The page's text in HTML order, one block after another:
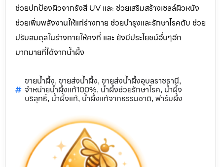
ช่วยปกป้องผิวจากรังสี UV และ ช่วยเสริมสร้างเซลล์ผิวหนัง
ช่วยเพิ่มพลังงานให้แก่ร่างกาย ช่วยบำรุงและรักษาโรคตับ ช่วย
ปรับสมดุลในร่างกายให้คงที่ และ ยังมีประโยชน์อื่นๆอีก
มากมายที่ได้จากน้ำผึ้ง
ขายน้ำผึ้ง, ขายส่งน้ำผึ้ง, ขายส่งน้ำผึ้งอุบลราชธานี,
จำหน่ายน้ำผึ้งแท้100%, น้ำผึ้งช่วยรักษาโรค, น้ำผึ้ง
บริสุทธิ์, น้ำผึ้งแท้, น้ำผึ้งแท้จากธรรมชาติ, ฟาร์มผึ้ง